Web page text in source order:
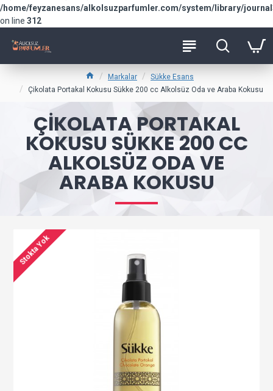
/home/feyzanesans/alkolsuzparfumler.com/system/library/
on line 312
Markalar
Sükke Esans
Çikolata Portakal Kokusu Sükke 200 cc Alkolsüz Oda ve Araba Kokusu
ÇIKOLATA PORTAKAL
KOKUSU SÜKKE 200 CC
ALKOLSÜZ ODA VE
ARABA KOKUSU
Stokta Yok